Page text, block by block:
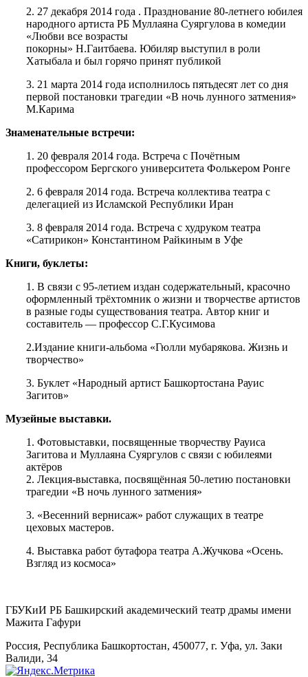
2. 27 декабря 2014 года . Празднование 80-летнего юбилея
народного артиста РБ Муллаяна Суяргулова в комедии
«Любви все возрасты
покорны» Н.Гаитбаева. Юбиляр выступил в роли
Хатыбала и был горячо принят публикой
3. 21 марта 2014 года исполнилось пятьдесят лет со дня
первой постановки трагедии «В ночь лунного затмения»
М.Карима
Знаменательные встречи:
1. 20 февраля 2014 года. Встреча с Почётным
профессором Бергского университета Фолькером Ронге
2. 6 февраля 2014 года. Встреча коллектива театра с
делегацией из Исламской Республики Иран
3. 8 февраля 2014 года. Встреча с худруком театра
«Сатирикон» Константином Райкиным в Уфе
Книги, буклеты:
1. В связи с 95-летием издан содержательный, красочно
оформленный трёхтомник о жизни и творчестве артистов
в разные годы существования театра. Автор книг и
составитель — профессор С.Г.Кусимова
2.Издание книги-альбома «Гюлли мубарякова. Жизнь и
творчество»
3. Буклет «Народный артист Башкортостана Рауис
Загитов»
Музейные выставки.
1. Фотовыставки, посвященные творчеству Рауиса
Загитова и Муллаяна Суяргулов с связи с юбилеями
актёров
2. Лекция-выставка, посвящённая 50-летию постановки
трагедии «В ночь лунного затмения»
3. «Весенний вернисаж» работ служащих в театре
цеховых мастеров.
4. Выставка работ бутафора театра А.Жучкова «Осень.
Взгляд из космоса»
ГБУКиИ РБ Башкирский академический театр драмы имени
Мажита Гафури
Россия, Республика Башкортостан, 450077, г. Уфа, ул. Заки
Валиди, 34